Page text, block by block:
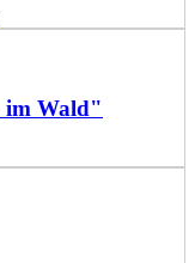
im Wald"